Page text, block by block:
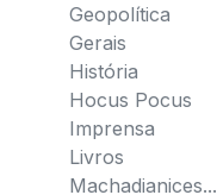
Geopolítica
Gerais
História
Hocus Pocus
Imprensa
Livros
Machadianices...